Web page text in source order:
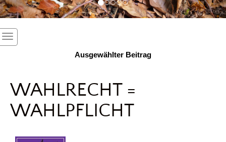
Ausgewählter Beitrag
WAHLRECHT =
WAHLPFLICHT